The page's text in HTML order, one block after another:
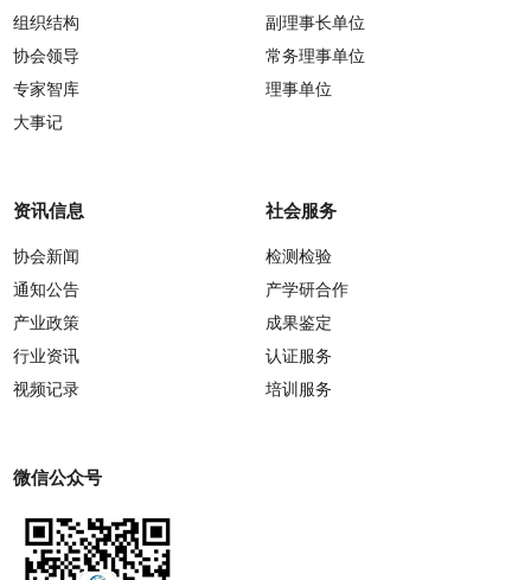
组织结构
协会领导
专家智库
大事记
副理事长单位
常务理事单位
理事单位
资讯信息
协会新闻
通知公告
产业政策
行业资讯
视频记录
社会服务
检测检验
产学研合作
成果鉴定
认证服务
培训服务
微信公众号